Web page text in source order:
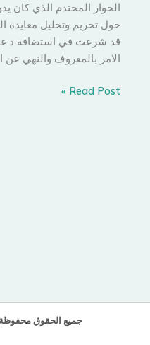
الحوار المحتدم الذي كان
حول تحريم وتحليل معايدة
قد شرعت في استضافة
الامر بالمعروف والنهي عن
المفكر
Read Post »
جميع الحقوق محفوظة ©